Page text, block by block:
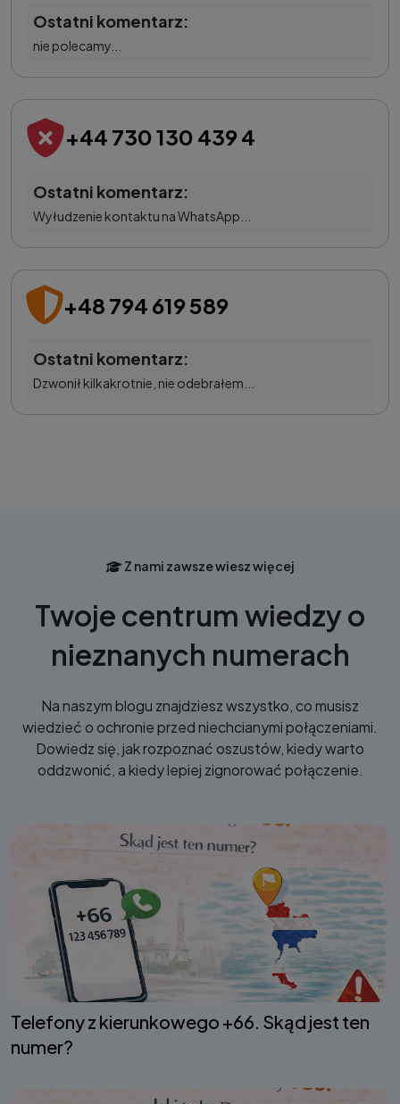
Ostatni komentarz:
nie polecamy...
+44 730 130 439 4
Ostatni komentarz:
Wyłudzenie kontaktu na WhatsApp...
+48 794 619 589
Ostatni komentarz:
Dzwonił kilkakrotnie, nie odebrałem...
Z nami zawsze wiesz więcej
Twoje centrum wiedzy o
nieznanych numerach
Na naszym blogu znajdziesz wszystko, co musisz
wiedzieć o ochronie przed niechcianymi połączeniami.
Dowiedz się, jak rozpoznać oszustów, kiedy warto
oddzwonić, a kiedy lepiej zignorować połączenie.
Telefony z kierunkowego +66. Skąd jest ten
numer?